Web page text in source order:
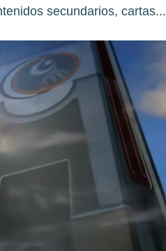
secundarios, cartas...